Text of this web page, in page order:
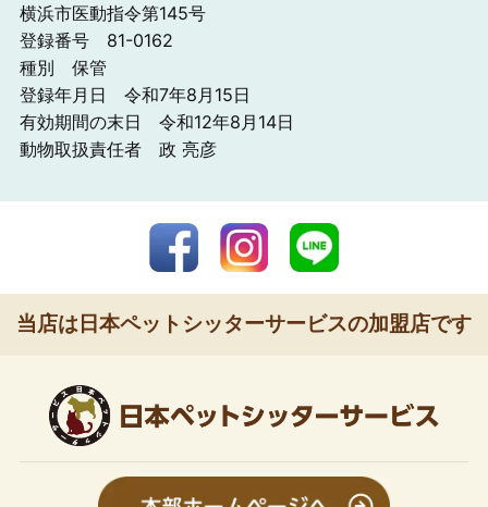
横浜市医動指令第145号
登録番号 81-0162
種別 保管
登録年月日 令和7年8月15日
有効期間の末日 令和12年8月14日
動物取扱責任者 政 亮彦
当店は日本ペットシッターサービスの加盟店です